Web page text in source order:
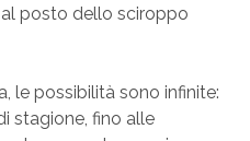
posto dello sciroppo
le possibilità sono infinite:
stagione, fino alle